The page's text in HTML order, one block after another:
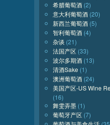
希腊葡萄酒 (2)
意大利葡萄酒 (20)
新西兰葡萄酒 (5)
智利葡萄酒 (4)
杂谈 (21)
法国产区 (33)
波尔多期酒 (13)
清酒Sake (1)
澳洲葡萄酒 (24)
美国产区-US Wine
(16)
舞雯弄墨 (1)
葡萄牙产区 (7)